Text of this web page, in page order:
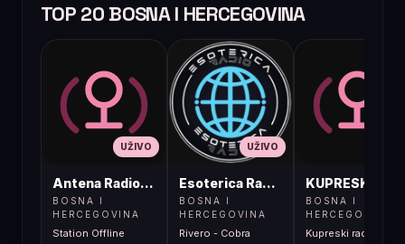
TOP 20 BOSNA I HERCEGOVINA
UŽIVO
Antena Radio, Jelah Tešanj
BOSNA I
HERCEGOVINA
Station Offline
UŽIVO
Esoterica Radio S1
BOSNA I
HERCEGOVINA
Rivero - Cobra
BOSNA I
HERCEGOVINA
Kupreski radio